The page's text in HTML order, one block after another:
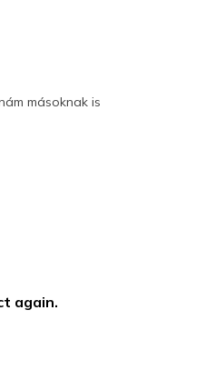
to width
to size
másoknak is
again.